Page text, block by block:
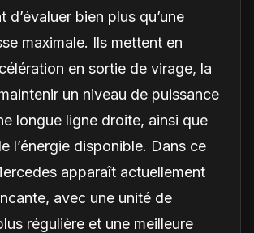
d’évaluer bien plus qu’une
maximale. Ils mettent en
en sortie de virage, la
un niveau de puissance
longue ligne droite, ainsi que
l’énergie disponible. Dans ce
apparaît actuellement
avec une unité de
régulière et une meilleure